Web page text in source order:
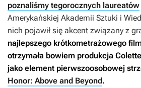
poznaliśmy tegorocznych laureatów
Amerykańskiej Akademii Sztuki i
nich pojawił się akcent związany z
najlepszego krótkometrażowego
otrzymała bowiem produkcja Colette
jako element pierwszoosobowej
Honor: Above and Beyond.